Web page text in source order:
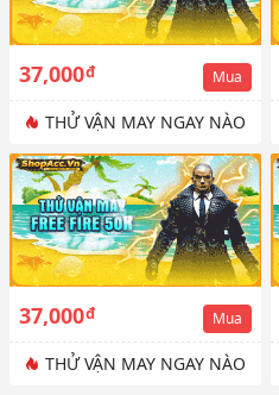
37,000đ Mua
THỬ VẬN MAY NGAY NÀO
37,000đ Mua
THỬ VẬN MAY NGAY NÀO